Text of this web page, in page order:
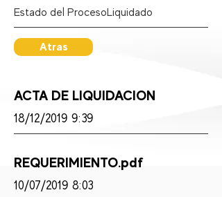
Estado del Proceso:Liquidado
Atras
ACTA DE LIQUIDACION
18/12/2019 9:39
REQUERIMIENTO.pdf
10/07/2019 8:03